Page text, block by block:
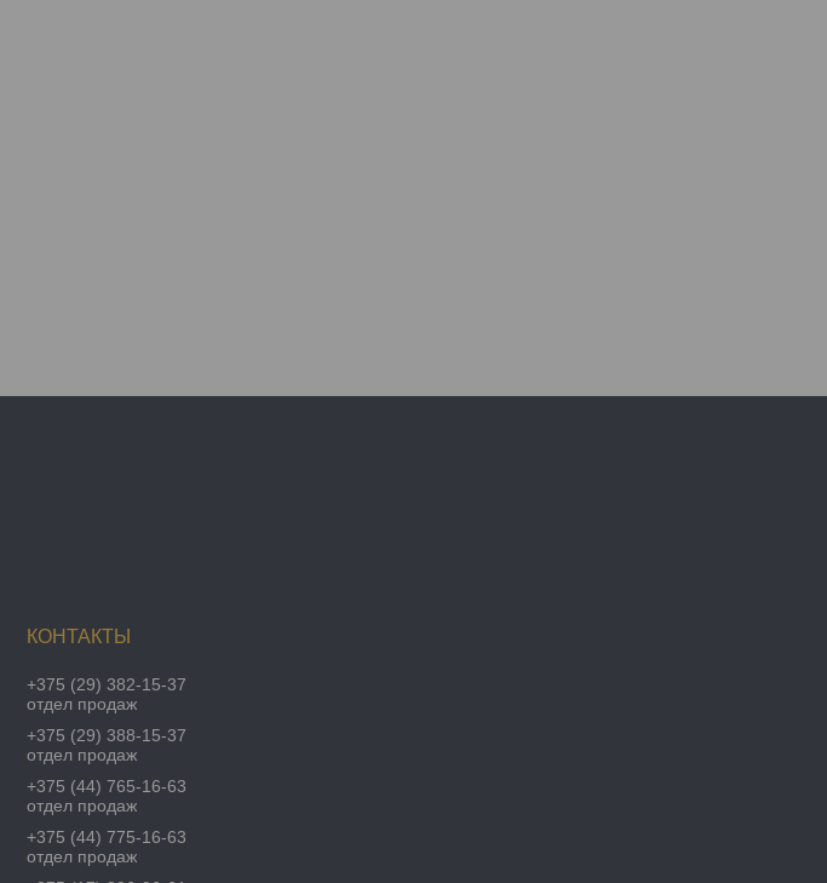
+375 (29) 382-15-37
отдел продаж
+375 (29) 388-15-37
отдел продаж
+375 (44) 765-16-63
отдел продаж
+375 (44) 775-16-63
отдел продаж